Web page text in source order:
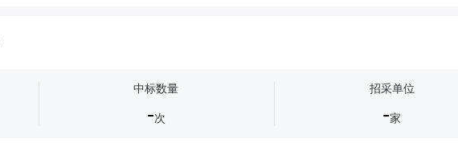
中标数量
-次
招采单位
-家